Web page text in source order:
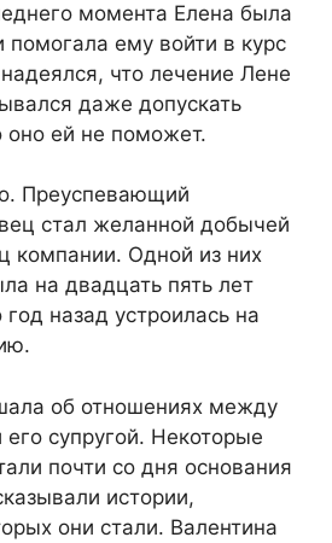
момента Елена была
ему войти в курс
что лечение Лене
даже допускать
ей не поможет.
Преуспевающий
стал желанной добычей
компании. Одной из них
на двадцать пять лет
назад устроилась на
об отношениях между
супругой. Некоторые
почти со дня основания
истории,
они стали. Валентина